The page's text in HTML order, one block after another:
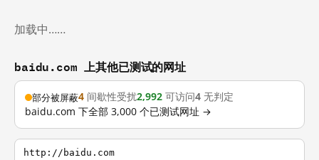
加载中……
baidu.com 上其他已测试的网址
部分被屏蔽4 间歇性受扰2,992 可访问4 无判定
baidu.com 下全部 3,000 个已测试网址 →
http://baidu.com